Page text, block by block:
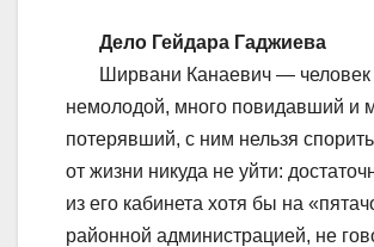
Дело Гейдара Гаджиева
Ширвани Канаевич — человек
немолодой, много повидавший и
потерявший, с ним нельзя
от жизни никуда не уйти:
из его кабинета хотя бы на
районной администрацией, не